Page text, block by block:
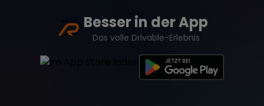
Besser in der App
Das volle Drivable-Erlebnis